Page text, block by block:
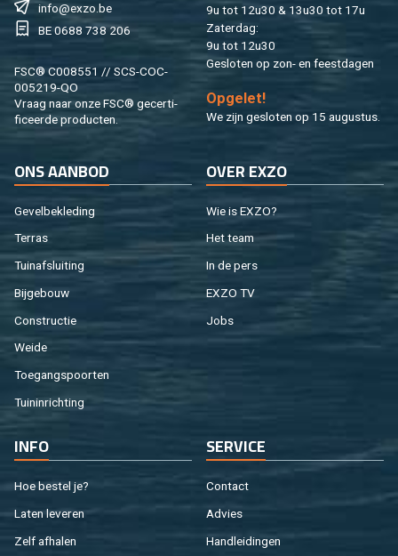
info@​exzo.​be
BE 0688 738 206
FSC® C008551 // SCS-COC-
005219-QO
Vraag naar onze FSC® ge­cer­ti­
fi­ceer­de pro­duc­ten.
9u tot 12u30 & 13u30 tot 17u
Za­ter­dag:
9u tot 12u30
Ge­slo­ten op zon- en feest­da­gen
Op­ge­let!
We zijn ge­slo­ten op 15 au­gus­tus.
ONS AAN­BOD
Ge­vel­be­kle­ding
Ter­ras
Tuin­af­slui­ting
Bij­ge­bouw
Con­struc­tie
Weide
Toe­gangs­poor­ten
Tuin­in­rich­ting
OVER EXZO
Wie is EXZO?
Het team
In de pers
EXZO TV
Jobs
INFO
Hoe be­stel je?
Laten le­ve­ren
Zelf af­ha­len
SER­VI­CE
Con­tact
Ad­vies
Hand­lei­din­gen